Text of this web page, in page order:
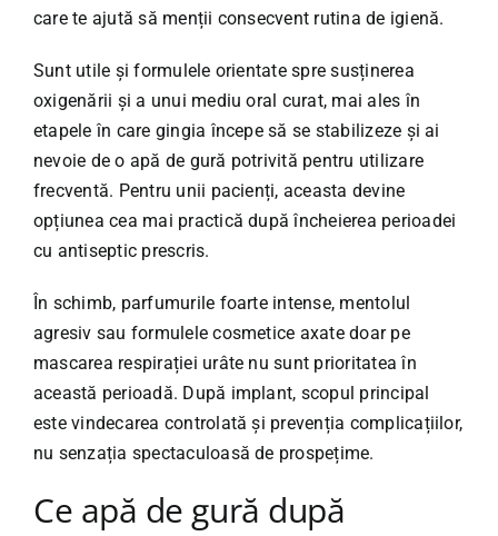
care te ajută să menții consecvent rutina de igienă.
Sunt utile și formulele orientate spre susținerea
oxigenării și a unui mediu oral curat, mai ales în
etapele în care gingia începe să se stabilizeze și ai
nevoie de o apă de gură potrivită pentru utilizare
frecventă. Pentru unii pacienți, aceasta devine
opțiunea cea mai practică după încheierea perioadei
cu antiseptic prescris.
În schimb, parfumurile foarte intense, mentolul
agresiv sau formulele cosmetice axate doar pe
mascarea respirației urâte nu sunt prioritatea în
această perioadă. După implant, scopul principal
este vindecarea controlată și prevenția complicațiilor,
nu senzația spectaculoasă de prospețime.
Ce apă de gură după